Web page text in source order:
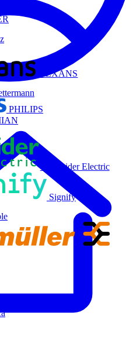
NEXANS
PHILIPS
Schneider Electric
Signify